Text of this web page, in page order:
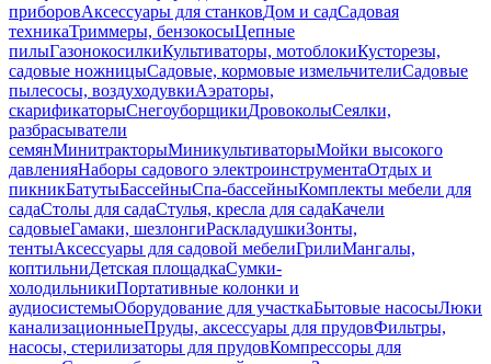
приборовАксессуары для станковДом и садСадовая
техникаТриммеры, бензокосыЦепные
пилыГазонокосилкиКультиваторы, мотоблокиКусторезы,
садовые ножницыСадовые, кормовые измельчителиСадовые
пылесосы, воздуходувкиАэраторы,
скарификаторыСнегоуборщикиДровоколыСеялки,
разбрасыватели
семянМинитракторыМиникультиваторыМойки высокого
давленияНаборы садового электроинструментаОтдых и
пикникБатутыБассейныСпа-бассейныКомплекты мебели для
садаСтолы для садаСтулья, кресла для садаКачели
садовыеГамаки, шезлонгиРаскладушкиЗонты,
тентыАксессуары для садовой мебелиГрилиМангалы,
коптильниДетская площадкаСумки-
холодильникиПортативные колонки и
аудиосистемыОборудование для участкаБытовые насосыЛюки
канализационныеПруды, аксессуары для прудовФильтры,
насосы, стерилизаторы для прудовКомпрессоры для